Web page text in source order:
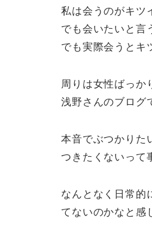
私は会うのがキツ
でも会いたいと言
でも実際会うとキ
周りは女性ばっか
浅野さんのブログ
本音でぶつかりた
つきたくないって
なんとなく日常的
てないのかなと感